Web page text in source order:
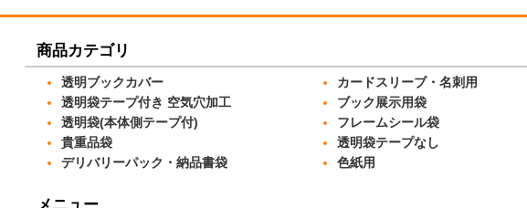
商品カテゴリ
透明ブックカバー カードスリーブ・名刺用
透明袋テープ付き 空気穴加工
ブック展示用袋
透明袋(本体側テープ付)
フレームシール袋
貴重品袋
透明袋テープなし
デリバリーパック・納品書袋
色紙用